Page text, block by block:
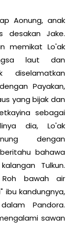
Aonung, anak
desakan Jake.
memikat Lo'ak
laut dan
diselamatkan
Payakan,
yang bijak dan
sebagai
dia, Lo'ak
dengan
bahawa
Tulkun.
bawah air
ibu kandungnya,
Pandora.
sawan